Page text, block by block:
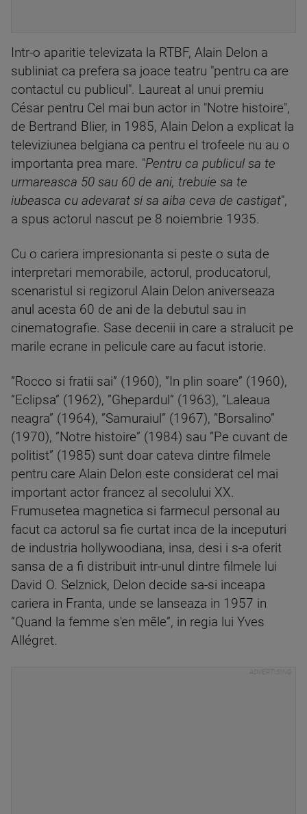
Intr-o aparitie televizata la RTBF, Alain Delon a
subliniat ca prefera sa joace teatru "pentru ca are
contactul cu publicul". Laureat al unui premiu
César pentru Cel mai bun actor in "Notre histoire",
de Bertrand Blier, in 1985, Alain Delon a explicat la
televiziunea belgiana ca pentru el trofeele nu au o
importanta prea mare. "Pentru ca publicul sa te
urmareasca 50 sau 60 de ani, trebuie sa te
iubeasca cu adevarat si sa aiba ceva de castigat",
a spus actorul nascut pe 8 noiembrie 1935.
Cu o cariera impresionanta si peste o suta de
interpretari memorabile, actorul, producatorul,
scenaristul si regizorul Alain Delon aniverseaza
anul acesta 60 de ani de la debutul sau in
cinematografie. Sase decenii in care a stralucit pe
marile ecrane in pelicule care au facut istorie.
”Rocco si fratii sai” (1960), ”In plin soare” (1960),
”Eclipsa” (1962), ”Ghepardul” (1963), ”Laleaua
neagra” (1964), ”Samuraiul” (1967), ”Borsalino”
(1970), ”Notre histoire” (1984) sau ”Pe cuvant de
politist” (1985) sunt doar cateva dintre filmele
pentru care Alain Delon este considerat cel mai
important actor francez al secolului XX.
Frumusetea magnetica si farmecul personal au
facut ca actorul sa fie curtat inca de la inceputuri
de industria hollywoodiana, insa, desi i s-a oferit
sansa de a fi distribuit intr-unul dintre filmele lui
David O. Selznick, Delon decide sa-si inceapa
cariera in Franta, unde se lanseaza in 1957 in
”Quand la femme s'en mêle”, in regia lui Yves
Allégret.